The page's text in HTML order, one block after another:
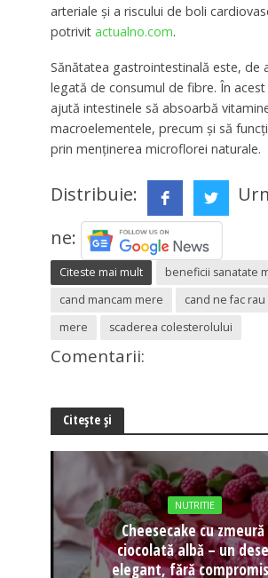
arteriale și a riscului de boli
potrivit actualno.com.
Sănătatea gastrointestinală este, de
legată de consumul de fibre. În acest
ajută intestinele să absoarbă
macroelementele, precum și să
prin menținerea microflorei naturale.
Distribuie:
ne:
Citeste mai mult
beneficii sanatate
cand mancam mere
cand ne fac
mere
scaderea colesterolului
Comentarii:
Citește și
NUTRITIE
Cheesecake cu zmeură
ciocolată albă – un
elegant, fără